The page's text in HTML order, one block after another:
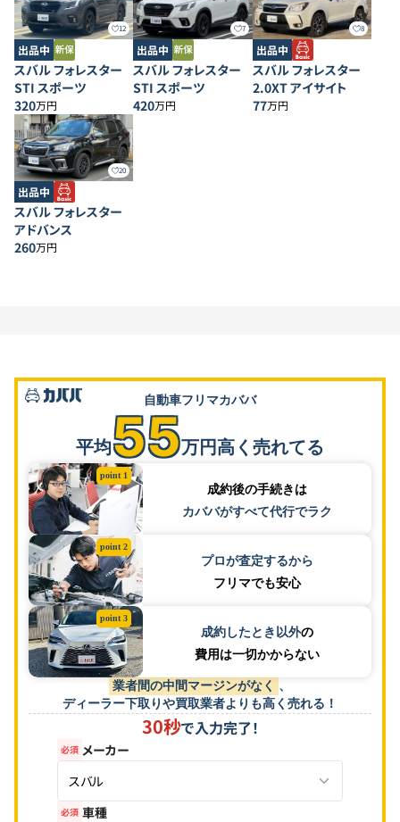
12
出品中
スバル フォレスター
STI スポーツ
320万円
7
出品中
スバル フォレスター
STI スポーツ
420万円
8
出品中
スバル フォレスター
2.0XT アイサイト
77万円
20
出品中
スバル フォレスター
アドバンス
260万円
自動車フリマカババ
平均55万円高く売れてる
point 1
成約後の手続きは
カババがすべて代行でラク
point 2
プロが査定するから
フリマでも安心
point 3
成約したとき以外の
費用は一切かからない
業者間の中間マージンがなく 、
ディーラー下取りや買取業者よりも高く売れる！
30秒で入力完了！
必須 メーカー
スバル
必須 車種